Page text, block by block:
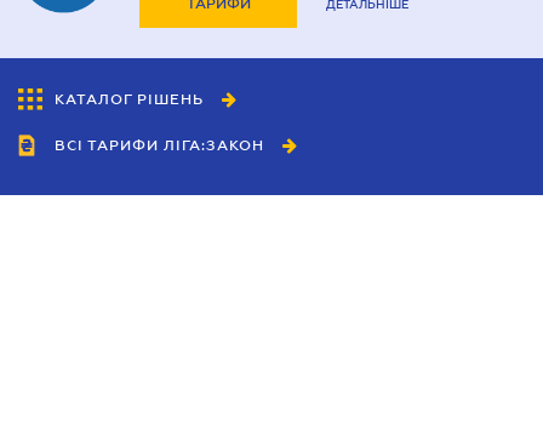
ТАРИФИ ДЕТАЛЬНІШЕ
КАТАЛОГ РІШЕНЬ
ВСІ ТАРИФИ ЛІГА:ЗАКОН